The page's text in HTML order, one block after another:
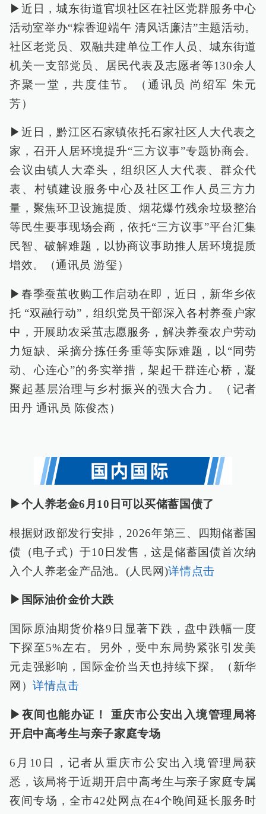
▶近日，城东街道官坝社区在社区党群服务中心
活动室举办“粽香迎端午 清风话廉洁”主题活动。
社区老党员、双融共建单位工作人员、城东街道
机关一支部党员、居民代表及志愿者等130余人
齐聚一堂，共度佳节。（通讯员 尚绍军 朱元
芳）
▶近日，黔江区石家镇依托石家社区人大代表之
家，召开人居环境提升“三方议事”专题协商会。
会议由镇人大牵头，组织区人大代表、群众代
表、村镇建设服务中心及社区工作人员三方力
量，聚焦环卫设施提质、烟花爆竹残余垃圾整治
等民生要事现场会商，依托“三方议事”平台汇集
民智、破解难题，以协商议事助推人居环境提质
增效。（通讯员 游玺）
▶春季蚕茧收购工作启动在即，近日，新华乡依
托 “双融行动”，组织党员干部深入各村养蚕户家
中，开展助农采茧志愿服务，解决养蚕农户劳动
力短缺、采摘分拣任务重等实际难题，以“同劳
动、心连心”的务实举措，架起干群连心桥，凝
聚起基层治理与乡村振兴的强大合力。（记者
田丹 通讯员 陈俊杰）
▶个人养老金6月10日可以买储蓄国债了
根据财政部发行安排，2026年第三、四期储蓄国
债（电子式）于10日发售，这是储蓄国债首次纳
入个人养老金产品池。(人民网)详情点击
▶国际油价金价大跌
国际原油期货价格9日显著下跌，盘中跌幅一度
下探至5%左右。另外，受中东局势紧张引发美
元走强影响，国际金价当天也持续下探。（新华
网）详情点击
▶夜间也能办证！ 重庆市公安出入境管理局将
开启中高考生与亲子家庭专场
6月10日，记者从重庆市公安出入境管理局获
悉，该局将于近期开启中高考生与亲子家庭专属
夜间专场，全市42处网点在4个晚间延长服务时